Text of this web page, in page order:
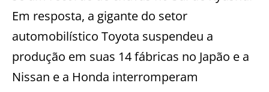
Em resposta, a gigante do setor
automobilístico Toyota suspendeu a
produção em suas 14 fábricas no Japão e a
Nissan e a Honda interromperam